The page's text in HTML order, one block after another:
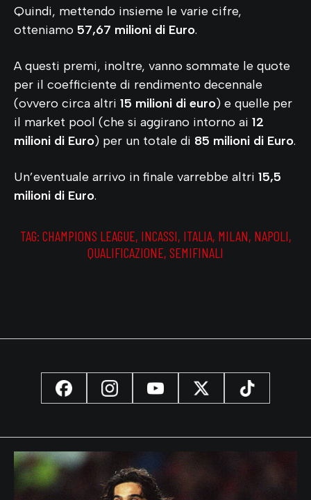
Quindi, mettendo insieme le varie cifre,
otteniamo 57,67 milioni di Euro.
A questi premi, inoltre, vanno sommate le quote
per il coefficiente di rendimento decennale
(ovvero circa altri 15 milioni di euro) e quelle per
il market pool (che si aggirano intorno ai 12
milioni di Euro) per un totale di 85 milioni di Euro.
Un’eventuale arrivo in finale varrebbe altri 15,5
milioni di Euro.
TAG: CHAMPIONS LEAGUE, INCASSI, ITALIA, MILAN, NAPOLI,
QUALIFICAZIONE, SEMIFINALI